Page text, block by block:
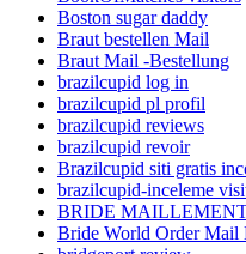
Boston sugar daddy
Braut bestellen Mail
Braut Mail -Bestellung
brazilcupid log in
brazilcupid pl profil
brazilcupid reviews
brazilcupid revoir
Brazilcupid siti gratis
brazilcupid-inceleme
BRIDE
Bride World Order Mail